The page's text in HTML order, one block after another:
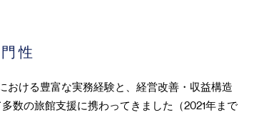
性
おける豊富な実務経験と、経営改善・収益構造
数の旅館支援に携わってきました（2021年まで